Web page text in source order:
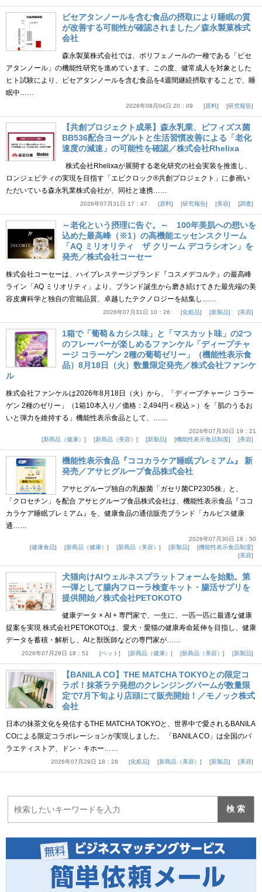
ピセアタンノールを含む食品の摂取により睡眠の質
が改善する可能性が確認されました／森永製菓株式
会社
森永製菓株式会社では、ポリフェノールの一種である「ピセ
アタンノール」の機能性研究を進めています。この度、健常成人を対象とした
ヒト試験により、ピセアタンノールを含む食品を4週間継続摂取することで、睡
眠中……
2026年08月04日 20：09 原料 研究報告
【共創プロジェクト成果】森永乳業、ビフィズス菌
BB536配合ヨーグルトと生活習慣改善による「老化
速度の減速」の可能性を確認／株式会社Rhelixa
株式会社Rhelixaが展開する老化研究の社会実装を推進し、
ロンジェビティの実現を目指す「エピクロック®共創プロジェクト」に参画い
ただいている森永乳業株式会社が、同社と連携……
2026年07月31日 17：47 原料 研究報告 美容 調査
～老化という摂理に告ぐ。～ 100年美肌への想いを
込めた最高峰（※1）の高機能エッセンスクリーム
「AQ ミリオリティ ザ クリーム デコラシオン」を
発売／株式会社コーセー
株式会社コーセーは、ハイプレステージブランド『コスメデコルテ』の最高峰
ライン「AQ ミリオリティ」より、ブランド誕生から磨き続けてきた最先端の美
容皮膚科学と独自の官能品質、卓越したテクノロジーを結集し……
2026年07月31日 10：26 化粧品 新製品 美容
1箱で「葡萄＆カシス味」と「マスカット味」の2つ
のフレーバーが楽しめるファンケル「ディープチャ
ージ コラーゲン 2種の葡萄ゼリー」（機能性表示食
品）8月18日（火）数量限定発売／株式会社ファンケ
ル
株式会社ファンケルは2026年8月18日（火）から、「ディープチャージ コラー
ゲン 2種のゼリー」（1箱10本入り／価格：2,494円＜税込＞）を「肌のうるお
いと弾力を維持する」機能性表示食品として、……
2026年07月30日 19：21
新商品（健康）
新商品（美容） 新製品 機能性表示食品制度 美容
機能性表示食品『ココカラケア睡眠プレミアム』 新
発売／アサヒグループ食品株式会社
アサヒグループ独自の乳酸菌「ガセリ菌CP2305株」と、
「クロセチン」を配合 アサヒグループ食品株式会社は、機能性表示食品『ココ
カラケア睡眠プレミアム』を、健康食品の通信販売ブランド「カルピス健康
通……
2026年07月30日 18：50
健康食品
新商品（健康） 新商品（美容） 新製品
機能性表示食品制度
美容
犬猫向けAIウェルネスプラットフォームを始動。第
一弾として腸内フローラ検査キット・腸活サプリを
提供開始／株式会社PETOKOTO
健康データ × AI + 専門家で、一生に、一匹一匹に最適な健康
提案を実現 株式会社PETOKOTOは、愛犬・愛猫の健康寿命延伸を目指し、健康
データを蓄積・解析し、AIと獣医師などの専門家が……
2026年07月29日 18：51 ペット 新商品（健康） 新商品（美容） 新製品
【BANILA CO】THE MATCHA TOKYOとの限定コ
ラボ！抹茶ラテ発想のクレンジングバームが数量限
定で7月下旬より店頭にて販売開始！／モノック株式
会社
日本の抹茶文化を発信するTHE MATCHA TOKYOと、世界中で愛されるBANILA
COによる限定コラボレーションが実現しました。 「BANILA CO」は全国のバ
ラエティストア、ドン・キホー……
2026年07月29日 18：28 化粧品 新商品（美容） 新製品 美容